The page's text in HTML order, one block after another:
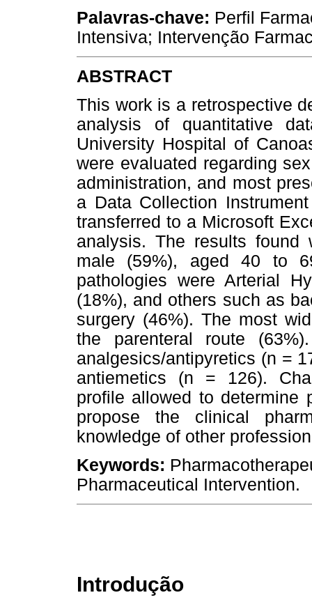
Palavras-chave: Perfil
Intensiva; Intervenção
ABSTRACT
This work is a retrospective
analysis of quantitative
University Hospital of
were evaluated regarding
administration, and most
a Data Collection
transferred to a Microsoft
analysis. The results
male (59%), aged 40 to
pathologies were Arterial
(18%), and others such as
surgery (46%). The most
the parenteral route
analgesics/antipyretics (n =
antiemetics (n = 126).
profile allowed to determine
propose the clinical
knowledge of other
Keywords:
Pharmaceutical Intervention.
Introdução